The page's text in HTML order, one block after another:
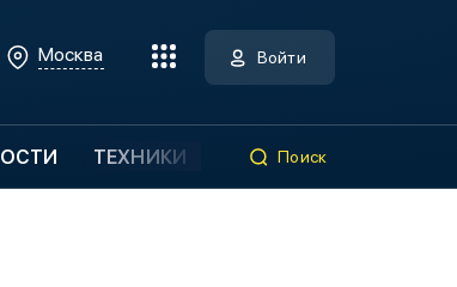
Москва Войти
ТЕХНИКИ Поиск